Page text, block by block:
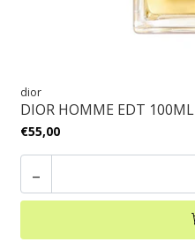
dior
DIOR HOMME EDT 100ML
€55,00
-